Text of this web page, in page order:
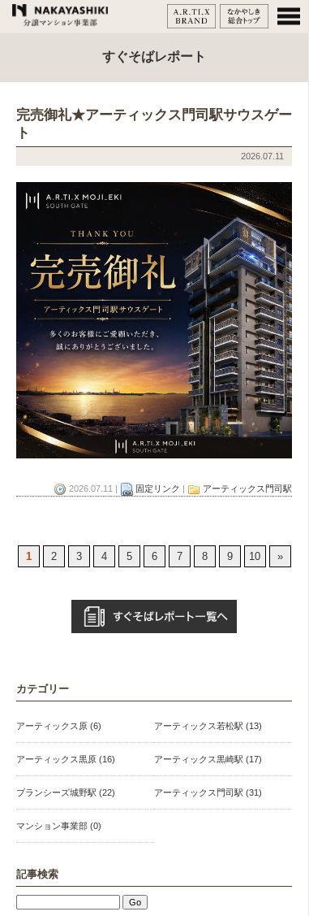
すぐそばレポート
完売御礼★アーティックス門司駅サウスゲー
ト
2026.07.11
2026.07.11 | 固定リンク | アーティックス門司駅
1 2 3 4 5 6 7 8 9 10 »
カテゴリー
アーティックス原 (6) アーティックス若松駅 (13)
アーティックス黒原 (16) アーティックス黒崎駅 (17)
ブランシーズ城野駅 (22) アーティックス門司駅 (31)
マンション事業部 (0)
記事検索